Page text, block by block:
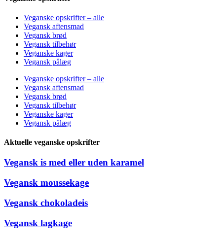
Veganske opskrifter – alle
Vegansk aftensmad
Vegansk brød
Vegansk tilbehør
Veganske kager
Vegansk pålæg
Veganske opskrifter – alle
Vegansk aftensmad
Vegansk brød
Vegansk tilbehør
Veganske kager
Vegansk pålæg
Aktuelle veganske opskrifter
Vegansk is med eller uden karamel
Vegansk moussekage
Vegansk chokoladeis
Vegansk lagkage